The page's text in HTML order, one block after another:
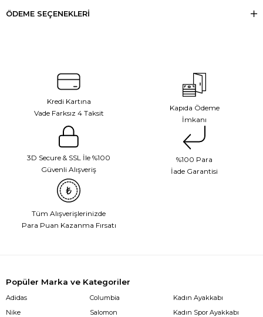
ÖDEME SEÇENEKLERI
Kredi Kartına
Vade Farksız 4 Taksit
Kapıda Ödeme
İmkanı
3D Secure & SSL İle %100
Güvenli Alışveriş
%100 Para
İade Garantisi
Tüm Alışverişlerinizde
Para Puan Kazanma Fırsatı
Popüler Marka ve Kategoriler
Adidas
Nike
Columbia
Salomon
Kadın Ayakkabı
Kadın Spor Ayakkabı